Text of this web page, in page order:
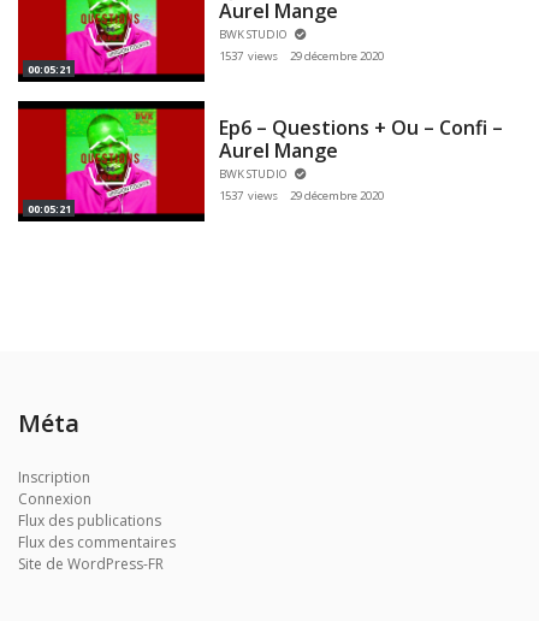
00:05:21
Aurel Mange
BWK STUDIO
1537 views
29 décembre 2020
00:05:21
Ep6 – Questions + Ou – Confi –
Aurel Mange
BWK STUDIO
1537 views
29 décembre 2020
Méta
Inscription
Connexion
Flux des publications
Flux des commentaires
Site de WordPress-FR